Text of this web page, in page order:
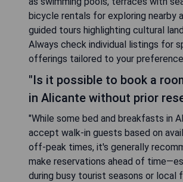
bicycle rentals for exploring nearby
guided tours highlighting cultural
Always check individual listings for
offerings tailored to your
"Is it possible to book a
in Alicante without prior
"While some bed and breakfasts in
accept walk-in guests based on
off-peak times, it's generally
make reservations ahead of
during busy tourist seasons or